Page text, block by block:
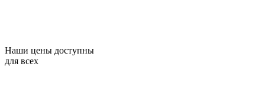
Наши цены доступны
для всех